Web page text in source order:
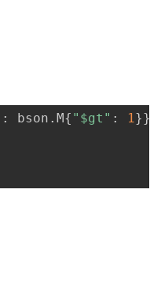
: bson . M{ "$gt" : 1}}